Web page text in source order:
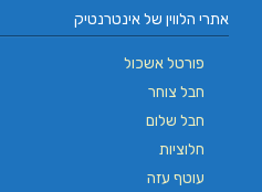
אתרי הלווין של אינטרנטיק
פורטל אשכול
חבל צוחר
חבל שלום
חלוציות
עוטף עזה